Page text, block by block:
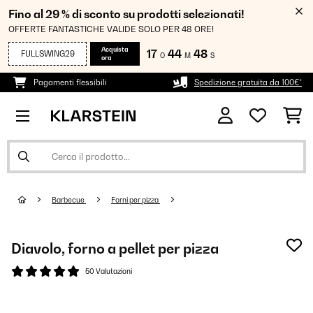
Fino al 29 % di sconto su prodotti selezionati!
OFFERTE FANTASTICHE VALIDE SOLO PER 48 ORE!
FULLSWING29
Acquista
ora
17 O 44 M 47 S
Pagamenti flessibili Spedizione gratuita da 100€*
Barbecue Forni per pizza
Diavolo, forno a pellet per pizza
50 Valutazioni